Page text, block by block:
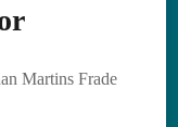
Martins Frade